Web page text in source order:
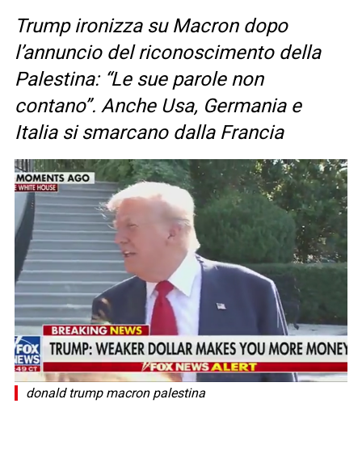
Trump ironizza su Macron dopo
l’annuncio del riconoscimento della
Palestina: “Le sue parole non
contano”. Anche Usa, Germania e
Italia si smarcano dalla Francia
donald trump macron palestina